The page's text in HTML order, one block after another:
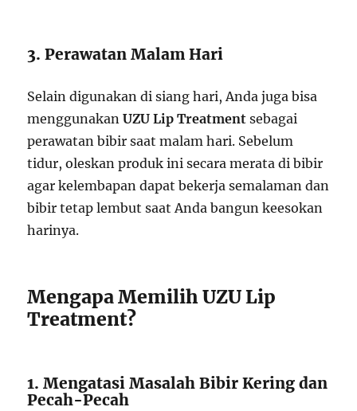
3. Perawatan Malam Hari
Selain digunakan di siang hari, Anda juga bisa
menggunakanUZU Lip Treatment sebagai
perawatan bibir saat malam hari. Sebelum
tidur, oleskan produk ini secara merata di bibir
agar kelembapan dapat bekerja semalaman dan
bibir tetap lembut saat Anda bangun keesokan
harinya.
Mengapa Memilih UZU Lip
Treatment?
1. Mengatasi Masalah Bibir Kering dan
Pecah-Pecah